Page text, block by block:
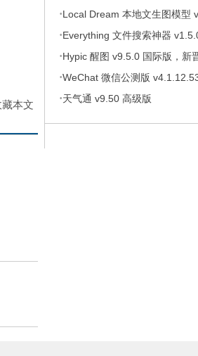
本文
·Local Dream 本地文生图模型
·Everything 文件搜索神器
携版
·Hypic 醒图 v9.5.0 国际版，新
仙女修图！必！备！
·WeChat 微信公测版
提示绿色版
·天气通 v9.50 高级版